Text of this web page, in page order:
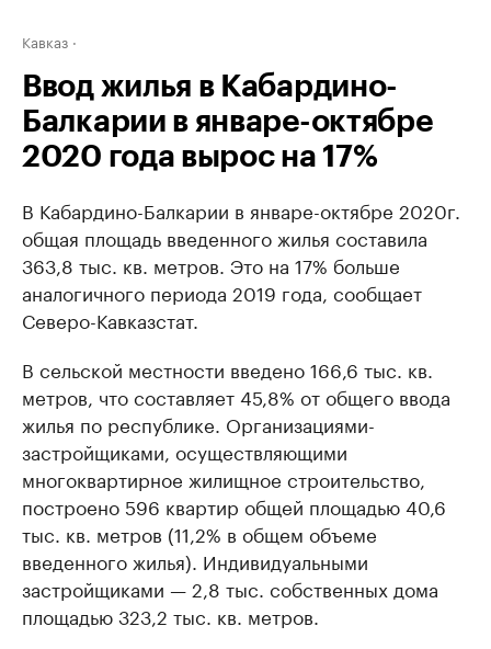
Кавказ
Ввод жилья в Кабардино-
Балкарии в январе-октябре
2020 года вырос на 17%
В Кабардино-Балкарии в январе-октябре 2020г.
общая площадь введенного жилья составила
363,8 тыс. кв. метров. Это на 17% больше
аналогичного периода 2019 года, сообщает
Северо-Кавказстат.
В сельской местности введено 166,6 тыс. кв.
метров, что составляет 45,8% от общего ввода
жилья по республике. Организациями-
застройщиками, осуществляющими
многоквартирное жилищное строительство,
построено 596 квартир общей площадью 40,6
тыс. кв. метров (11,2% в общем объеме
введенного жилья). Индивидуальными
застройщиками — 2,8 тыс. собственных дома
площадью 323,2 тыс. кв. метров.